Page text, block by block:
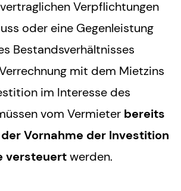
Verpflichtungen
oder eine Gegenleistung
Bestandsverhältnisses
mit dem Mietzins
im Interesse des
vom Vermieter bereits
Vornahme der Investition
versteuertwerden.